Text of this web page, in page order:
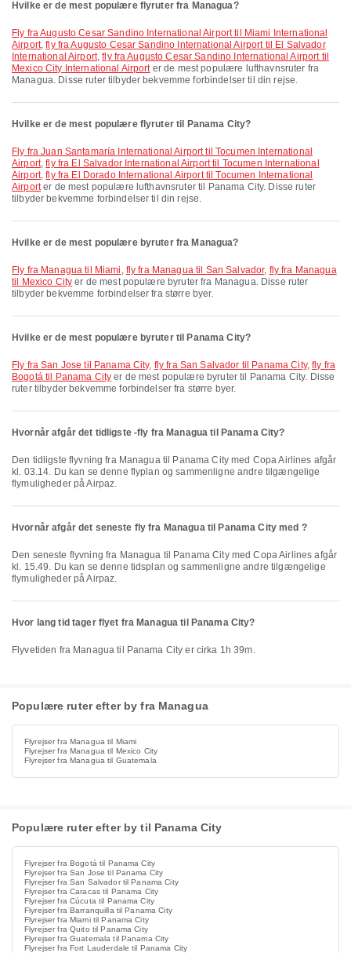
Hvilke er de mest populære flyruter fra Managua?
fly fra Augusto Cesar Sandino International Airport til Miami International
Airport,fly fra Augusto Cesar Sandino International Airport til El Salvador
International Airport,fly fra Augusto Cesar Sandino International Airport til
Mexico City International Airporter de mest populære lufthavnsruter fra
Managua. Disse ruter tilbyder bekvemme forbindelser til din rejse.
Hvilke er de mest populære flyruter til Panama City?
fly fra Juan Santamaría International Airport til Tocumen International
Airport,fly fra El Salvador International Airport til Tocumen International
Airport,fly fra El Dorado International Airport til Tocumen International
Airporter de mest populære lufthavnsruter til Panama City. Disse ruter
tilbyder bekvemme forbindelser til din rejse.
Hvilke er de mest populære byruter fra Managua?
fly fra Managua til Miami , fly fra Managua til San Salvador, fly fra Managua
til Mexico City er de mest populære byruter fra Managua. Disse ruter
tilbyder bekvemme forbindelser fra større byer.
Hvilke er de mest populære byruter til Panama City?
fly fra San Jose til Panama City, fly fra San Salvador til Panama City,fly fra
Bogotá til Panama City er de mest populære byruter til Panama City. Disse
ruter tilbyder bekvemme forbindelser fra større byer.
Hvornår afgår det tidligste -fly fra Managua til Panama City?
Den tidligste flyvning fra Managua til Panama City med Copa Airlines afgår
kl. 03.14. Du kan se denne flyplan og sammenligne andre tilgængelige
flymuligheder på Airpaz.
Hvornår afgår det seneste fly fra Managua til Panama City med ?
Den seneste flyvning fra Managua til Panama City med Copa Airlines afgår
kl. 15.49. Du kan se denne tidsplan og sammenligne andre tilgængelige
flymuligheder på Airpaz.
Hvor lang tid tager flyet fra Managua til Panama City?
Flyvetiden fra Managua til Panama City er cirka 1h 39m.
Populære ruter efter by fra Managua
Flyrejser fra Managua til Miami
Flyrejser fra Managua til Mexico City
Flyrejser fra Managua til Guatemala
Populære ruter efter by til Panama City
Flyrejser fra Bogotá til Panama City
Flyrejser fra San Jose til Panama City
Flyrejser fra San Salvador til Panama City
Flyrejser fra Caracas til Panama City
Flyrejser fra Cúcuta til Panama City
Flyrejser fra Barranquilla til Panama City
Flyrejser fra Miami til Panama City
Flyrejser fra Quito til Panama City
Flyrejser fra Guatemala til Panama City
Flyrejser fra Fort Lauderdale til Panama City